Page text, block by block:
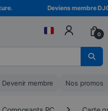
Deviens membre
0
Devenir membre Nos promos